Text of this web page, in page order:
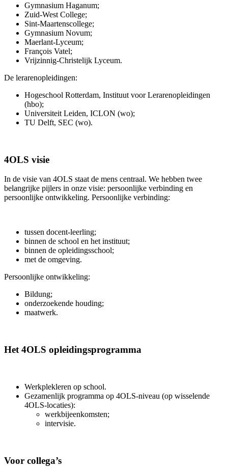
Gymnasium Haganum;
Zuid-West College;
Sint-Maartenscollege;
Gymnasium Novum;
Maerlant-Lyceum;
François Vatel;
Vrijzinnig-Christelijk Lyceum.
De lerarenopleidingen:
Hogeschool Rotterdam, Instituut voor Lerarenopleidingen
(hbo);
Universiteit Leiden, ICLON (wo);
TU Delft, SEC (wo).
4OLS visie
In de visie van 4OLS staat de mens centraal. We hebben twee
belangrijke pijlers in onze visie: persoonlijke verbinding en
persoonlijke ontwikkeling. Persoonlijke verbinding:
tussen docent-leerling;
binnen de school en het instituut;
binnen de opleidingsschool;
met de omgeving.
Persoonlijke ontwikkeling:
Bildung;
onderzoekende houding;
maatwerk.
Het 4OLS opleidingsprogramma
Werkplekleren op school.
Gezamenlijk programma op 4OLS-niveau (op wisselende
4OLS-locaties):
werkbijeenkomsten;
intervisie.
Voor collega’s